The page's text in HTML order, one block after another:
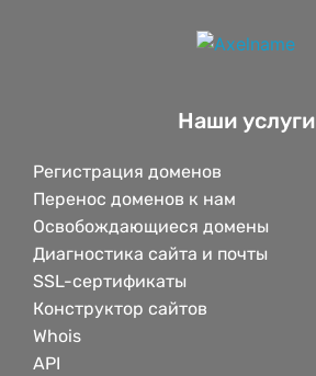
Наши услуги
Регистрация доменов
Перенос доменов к нам
Освобождающиеся домены
Диагностика сайта и почты
SSL-сертификаты
Конструктор сайтов
Whois
API